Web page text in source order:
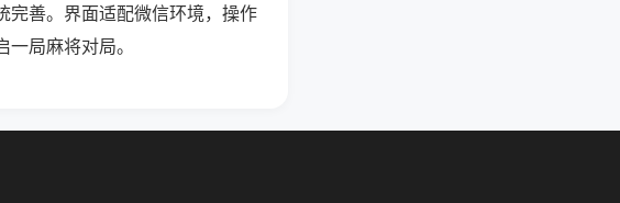
完善。界面适配微信环境，操作
局麻将对局。